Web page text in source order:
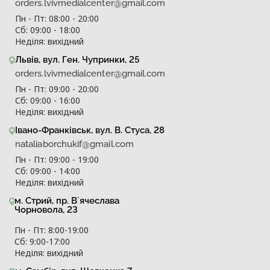
Фірчук Ольга Зиновіївна
Ядлось Оксана Євгенівна
Федорчук Соломія Романівна
Лотос Олена Семенівна
Переглянути всіх лікарів
orders.lvivmedialcenter@gmail.com
Пн - Пт: 08:00 - 20:00
Сб: 09:00 - 18:00
Неділя: вихідний
Львів, вул. Ген. Чупринки, 25
orders.lvivmedialcenter@gmail.com
Пн - Пт: 09:00 - 20:00
Сб: 09:00 - 16:00
Неділя: вихідний
Івано-Франківськ, вул. В. Стуса, 28
nataliaborchukif@gmail.com
Пн - Пт: 09:00 - 19:00
Сб: 09:00 - 14:00
Неділя: вихідний
м. Стрий, пр. Вʼячеслава
Чорновола, 23
Пн - Пт: 8:00-19:00
Сб: 9:00-17:00
Неділя: вихідний